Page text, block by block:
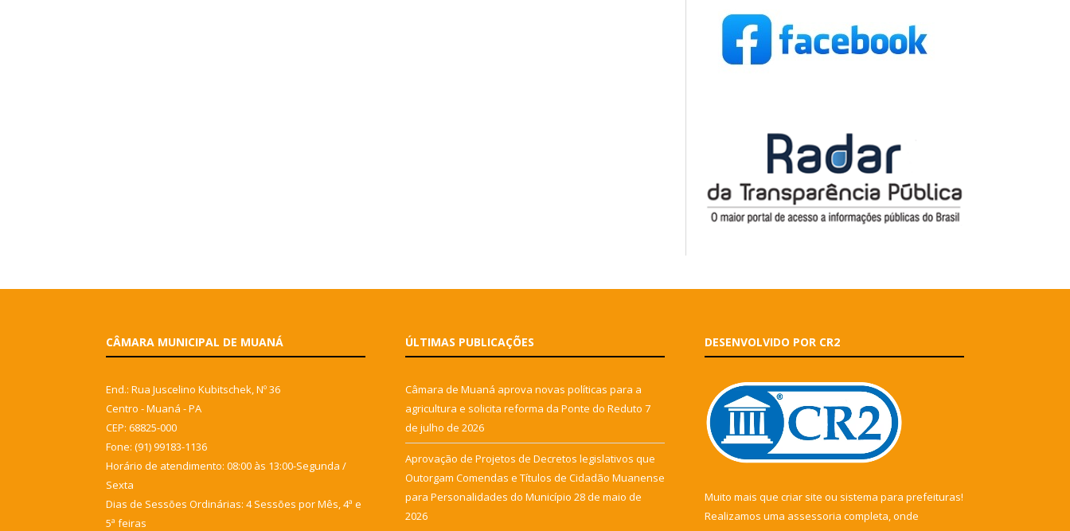
CÂMARA MUNICIPAL DE MUANÁ
End.: Rua Juscelino Kubitschek, Nº 36
Centro - Muaná - PA
CEP: 68825-000
Fone: (91) 99183-1136
Horário de atendimento: 08:00 às 13:00-Segunda /
Sexta
Dias de Sessões Ordinárias: 4 Sessões por Mês, 4ª e
5ª feiras
ÚLTIMAS PUBLICAÇÕES
Câmara de Muaná aprova novas políticas para a
agricultura e solicita reforma da Ponte do Reduto 7
de julho de 2026
Aprovação de Projetos de Decretos legislativos que
Outorgam Comendas e Títulos de Cidadão Muanense
para Personalidades do Município 28 de maio de
2026
DESENVOLVIDO POR CR2
Muito mais que criar site ou sistema para prefeituras!
Realizamos uma assessoria completa, onde